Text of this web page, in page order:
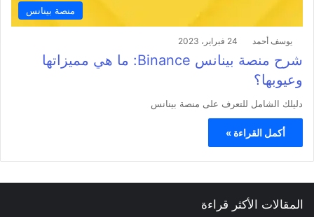
منصة بينانس
يوسف أحمد 24 فبراير، 2023
شرح منصة بينانس Binance: ما هي مميزاتها
وعيوبها؟
دليلك الشامل للتعرف على منصة بينانس
أكمل القراءة »
المقالات الأكثر قراءة